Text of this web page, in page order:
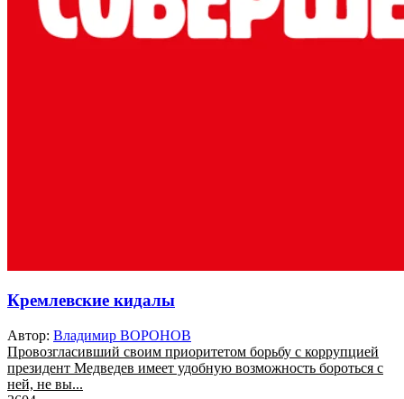
Кремлевские кидалы
Автор: Владимир ВОРОНОВ
Провозгласивший своим приоритетом борьбу с коррупцией
президент Медведев имеет удобную возможность бороться с
ней, не вы...